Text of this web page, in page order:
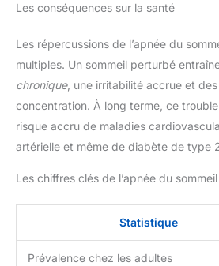
Les conséquences sur la santé
Les répercussions de l’apnée du
multiples. Un sommeil perturbé
chronique, une irritabilité accrue et
concentration. À long terme, ce
risque accru de maladies
artérielle et même de diabète de type
Les chiffres clés de l’apnée du sommeil
Statistique
Prévalence chez les adultes